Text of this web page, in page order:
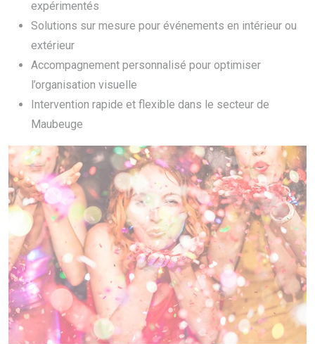
expérimentés
Solutions sur mesure pour événements en intérieur ou
extérieur
Accompagnement personnalisé pour optimiser
l’organisation visuelle
Intervention rapide et flexible dans le secteur de
Maubeuge